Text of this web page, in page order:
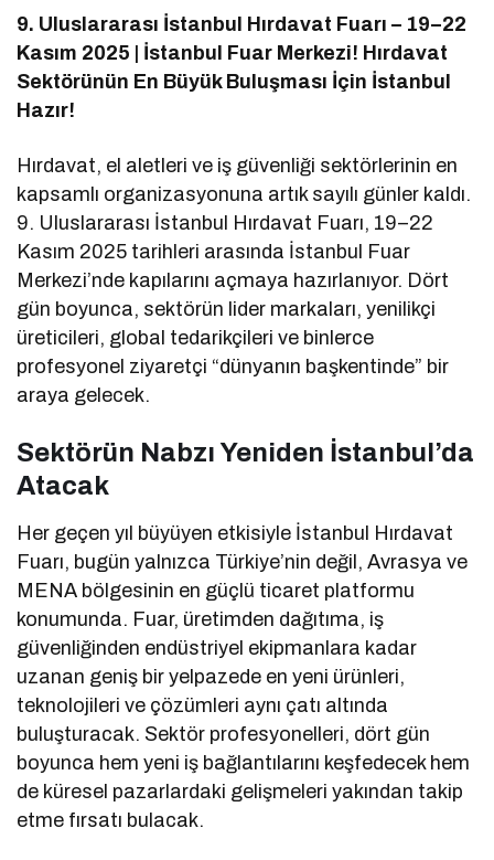
9. Uluslararası İstanbul Hırdavat Fuarı – 19–22
Kasım 2025 | İstanbul Fuar Merkezi! Hırdavat
Sektörünün En Büyük Buluşması İçin İstanbul
Hazır!
Hırdavat, el aletleri ve iş güvenliği sektörlerinin en
kapsamlı organizasyonuna artık sayılı günler kaldı.
9. Uluslararası İstanbul Hırdavat Fuarı, 19–22
Kasım 2025 tarihleri arasında İstanbul Fuar
Merkezi’nde kapılarını açmaya hazırlanıyor. Dört
gün boyunca, sektörün lider markaları, yenilikçi
üreticileri, global tedarikçileri ve binlerce
profesyonel ziyaretçi “dünyanın başkentinde” bir
araya gelecek.
Sektörün Nabzı Yeniden İstanbul’da
Atacak
Her geçen yıl büyüyen etkisiyle İstanbul Hırdavat
Fuarı, bugün yalnızca Türkiye’nin değil, Avrasya ve
MENA bölgesinin en güçlü ticaret platformu
konumunda. Fuar, üretimden dağıtıma, iş
güvenliğinden endüstriyel ekipmanlara kadar
uzanan geniş bir yelpazede en yeni ürünleri,
teknolojileri ve çözümleri aynı çatı altında
buluşturacak. Sektör profesyonelleri, dört gün
boyunca hem yeni iş bağlantılarını keşfedecek hem
de küresel pazarlardaki gelişmeleri yakından takip
etme fırsatı bulacak.